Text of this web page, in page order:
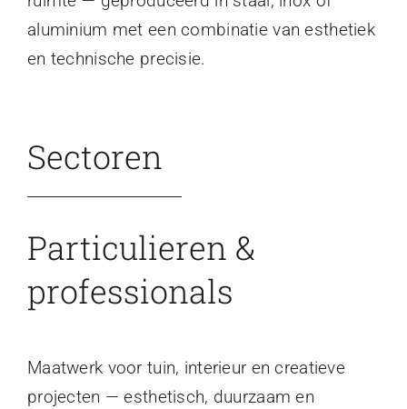
aluminium met een combinatie van esthetiek
en technische precisie.
Sectoren
Particulieren &
professionals
Maatwerk voor tuin, interieur en creatieve
projecten — esthetisch, duurzaam en